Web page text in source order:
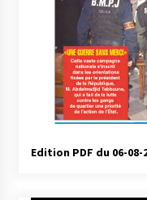
Edition PDF du 06-08-